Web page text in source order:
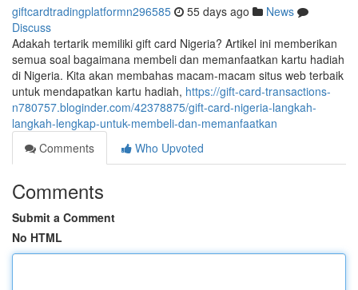
giftcardtradingplatformn296585 55 days ago
News
Discuss
Adakah tertarik memiliki gift card Nigeria? Artikel ini memberikan
semua soal bagaimana membeli dan memanfaatkan kartu hadiah
di Nigeria. Kita akan membahas macam-macam situs web terbaik
untuk mendapatkan kartu hadiah, https://gift-card-transactions-
n780757.bloginder.com/42378875/gift-card-nigeria-langkah-
langkah-lengkap-untuk-membeli-dan-memanfaatkan
Comments
Who Upvoted
Comments
Submit a Comment
No HTML